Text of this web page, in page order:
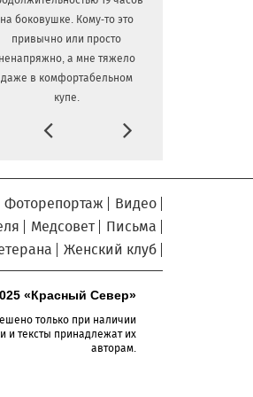
мост
шахматистка в
взяла золото «Матча
племенные
полугодие
«Небо
области
ремонт
–
округе
Россия» получила
на выборах в
офис МФЦ открылся
Prev
на боковушке. Кому-то это
привычно или просто
ненапряжно, а мне тяжело
даже в комфортабельном
купе.
Фоторепортаж
Видео
Медсовет
Письма
Женский клуб
«Красный Север»
только при наличии
и тексты принадлежат их
авторам.